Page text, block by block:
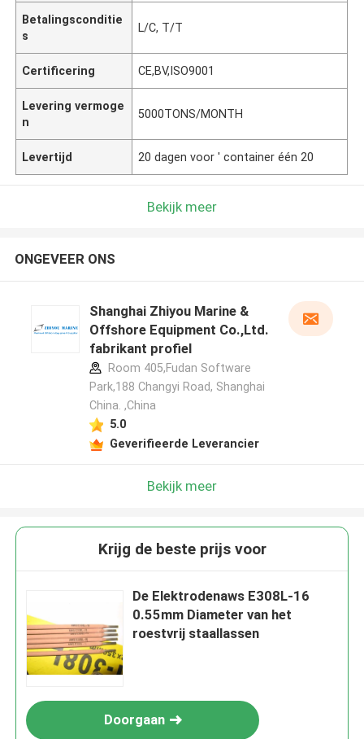
Betalingsconditie
s
L/C, T/T
Certificering CE,BV,ISO9001
Levering vermoge
n
5000TONS/MONTH
Levertijd 20 dagen voor ' container één 20
Bekijk meer
ONGEVEER ONS
Shanghai Zhiyou Marine &
Offshore Equipment Co.,Ltd.
fabrikant profiel
Room 405,Fudan Software
Park,188 Changyi Road, Shanghai
China. ,China
5.0
Geverifieerde Leverancier
Bekijk meer
Krijg de beste prijs voor
De Elektrodenaws E308L-16
0.55mm Diameter van het
roestvrij staallassen
Doorgaan